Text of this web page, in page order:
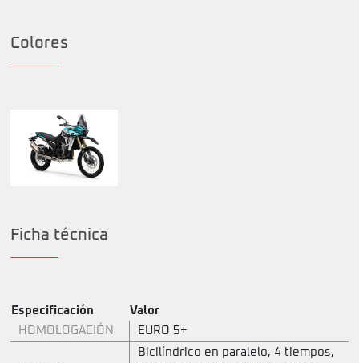
Colores
Ficha técnica
Especificación
Valor
HOMOLOGACIÓN
EURO 5+
Bicilíndrico en paralelo, 4 tiempos,